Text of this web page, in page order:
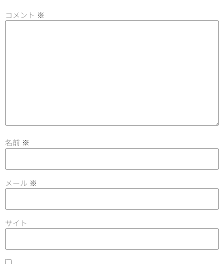
コメント ※
名前 ※
メール ※
サイト